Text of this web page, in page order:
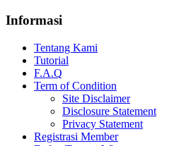
Informasi
Tentang Kami
Tutorial
F.A.Q
Term of Condition
Site Disclaimer
Disclosure Statement
Privacy Statement
Registrasi Member